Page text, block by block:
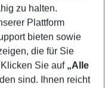
zu halten.
Plattform
bieten sowie
die für Sie
Sie auf „Alle
sind. Ihnen reicht